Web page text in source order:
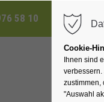
58 10
Ihr
Cookie-
Ihnen sind
zustimmen,
"Auswahl